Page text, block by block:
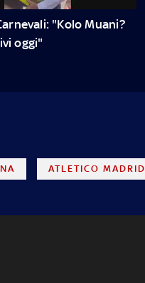
"Kolo Muani?
oggi"
ATLETICO MADRID